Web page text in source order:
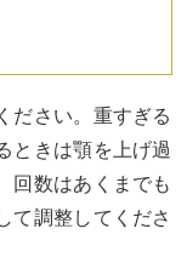
ださい。重すぎる
ときは顎を上げ過
回数はあくまでも
て調整してくださ